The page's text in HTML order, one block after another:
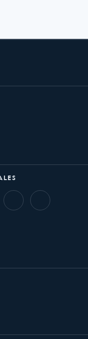
Bluesky Threads